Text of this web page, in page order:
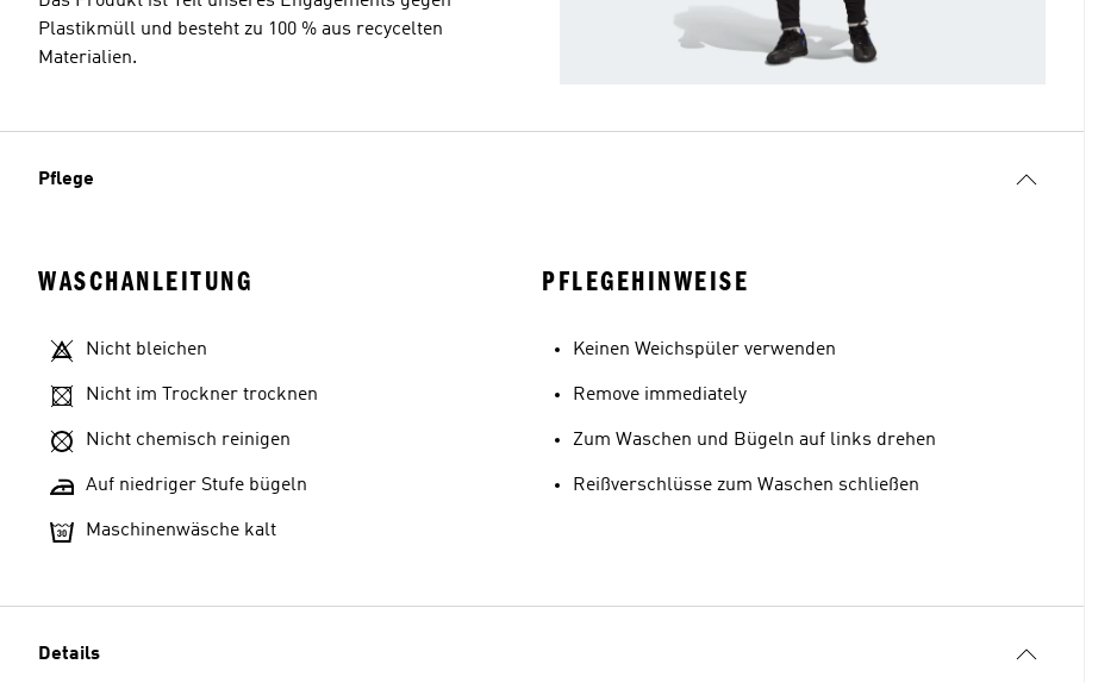
Plastikmüll und besteht zu 100 % aus recycelten
Materialien.
Pflege
WASCHANLEITUNG
Nicht bleichen
Nicht im Trockner trocknen
Nicht chemisch reinigen
Auf niedriger Stufe bügeln
Maschinenwäsche kalt
PFLEGEHINWEISE
Keinen Weichspüler verwenden
Remove immediately
Zum Waschen und Bügeln auf links drehen
Reißverschlüsse zum Waschen schließen
Details